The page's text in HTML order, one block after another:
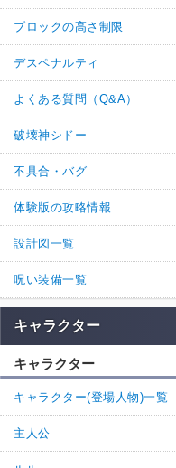
ブロックの高さ制限
デスペナルティ
よくある質問（Q&A）
破壊神シドー
不具合・バグ
体験版の攻略情報
設計図一覧
呪い装備一覧
キャラクター
キャラクター
キャラクター(登場人物)一覧
主人公